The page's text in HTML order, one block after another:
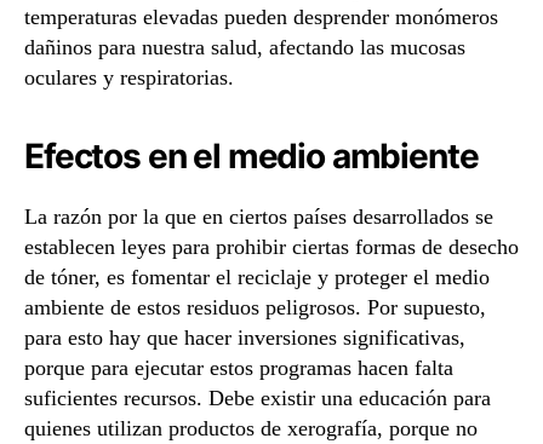
temperaturas elevadas pueden desprender monómeros
dañinos para nuestra salud, afectando las mucosas
oculares y respiratorias.
Efectos en el medio ambiente
La razón por la que en ciertos países desarrollados se
establecen leyes para prohibir ciertas formas de desecho
de tóner, es fomentar el reciclaje y proteger el medio
ambiente de estos residuos peligrosos. Por supuesto,
para esto hay que hacer inversiones significativas,
porque para ejecutar estos programas hacen falta
suficientes recursos. Debe existir una educación para
quienes utilizan productos de xerografía, porque no